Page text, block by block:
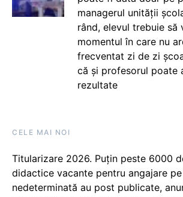
managerul unității
rând, elevul trebuie să
momentul în care nu
frecventat zi de zi
că și profesorul poate
rezultate
CELE MAI NOI
Titularizare 2026. Puțin peste 6000
didactice vacante pentru angajare
nedeterminată au post publicate,